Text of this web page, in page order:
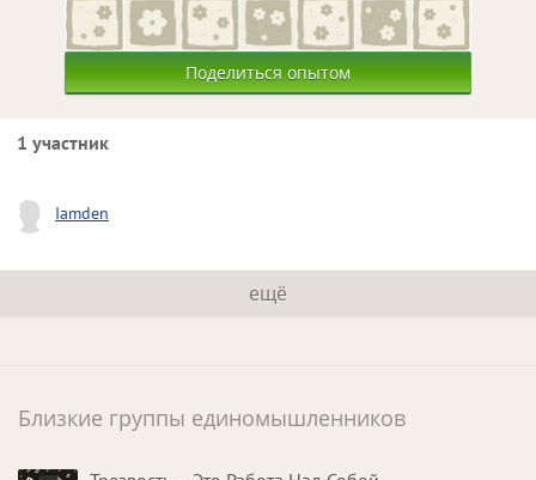
Поделиться опытом
1 участник
Iamden
ещё
Близкие группы единомышленников